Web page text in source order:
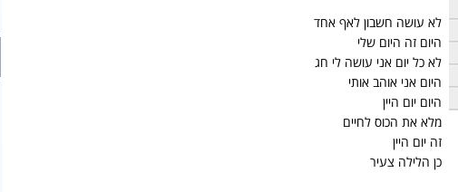
לא עושה חשבון לאף אחד
היום זה היום שלי
לא כל יום אני עושה לי חג
היום אני אוהב אותי
היום יום היין
מלא את הכוס לחיים
זה יום היין
כן הלילה צעיר